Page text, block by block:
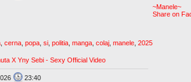
cerna popa si politia manga colaj manele 2025
~Manele~
Share on
X Yny Sebi - Sexy Official Video
23:40